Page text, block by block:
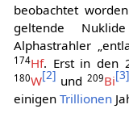
beobachtet
geltende
Alphastrahler
174Hf. Erst in den
180W[2] und 209Bi[3]
einigen Trillionen